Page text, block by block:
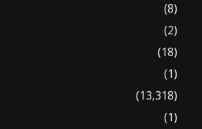
(8)
(2)
(18)
(1)
(13,318)
(1)